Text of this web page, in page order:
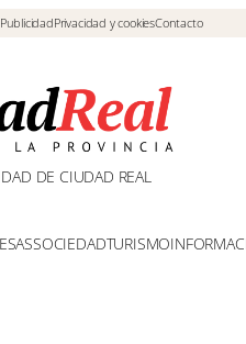
PublicidadPrivacidad y cookiesContacto
DE CIUDAD REAL
SOCIEDADTURISMO